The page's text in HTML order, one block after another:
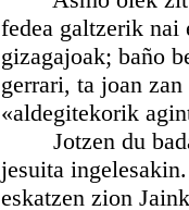
fedea galtzerik nai
gizagajoak; baño
gerrari, ta joan
«aldegitekorik
Jotzen du bada
jesuita
eskatzen zion